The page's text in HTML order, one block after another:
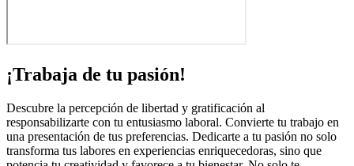
¡Trabaja de tu pasión!
Descubre la percepción de libertad y gratificación al
responsabilizarte con tu entusiasmo laboral. Convierte tu trabajo en
una presentación de tus preferencias. Dedicarte a tu pasión no solo
transforma tus labores en experiencias enriquecedoras, sino que